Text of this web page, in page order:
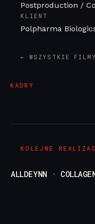
pl/en
Postproduction /
KLIENT
Polpharma
← WSZYSTKIE FILMY
KADRY
KOLEJNE
ALLDEYNN ·